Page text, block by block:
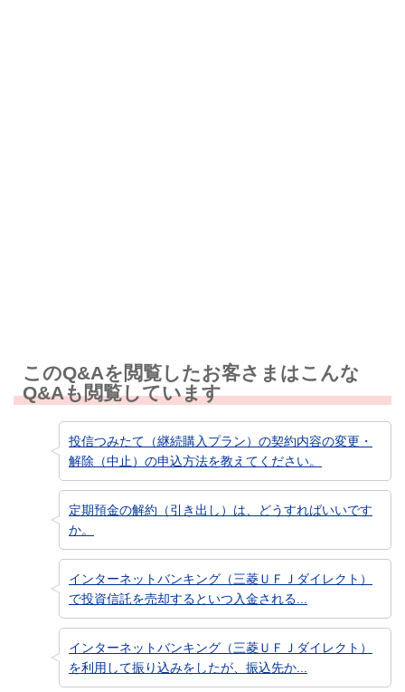
このQ&Aを閲覧したお客さまはこんな
Q&Aも閲覧しています
投信つみたて（継続購入プラン）の契約内容の変更・
解除（中止）の申込方法を教えてください。
定期預金の解約（引き出し）は、どうすればいいです
か。
インターネットバンキング（三菱ＵＦＪダイレクト）
で投資信託を売却するといつ入金される...
インターネットバンキング（三菱ＵＦＪダイレクト）
を利用して振り込みをしたが、振込先か...